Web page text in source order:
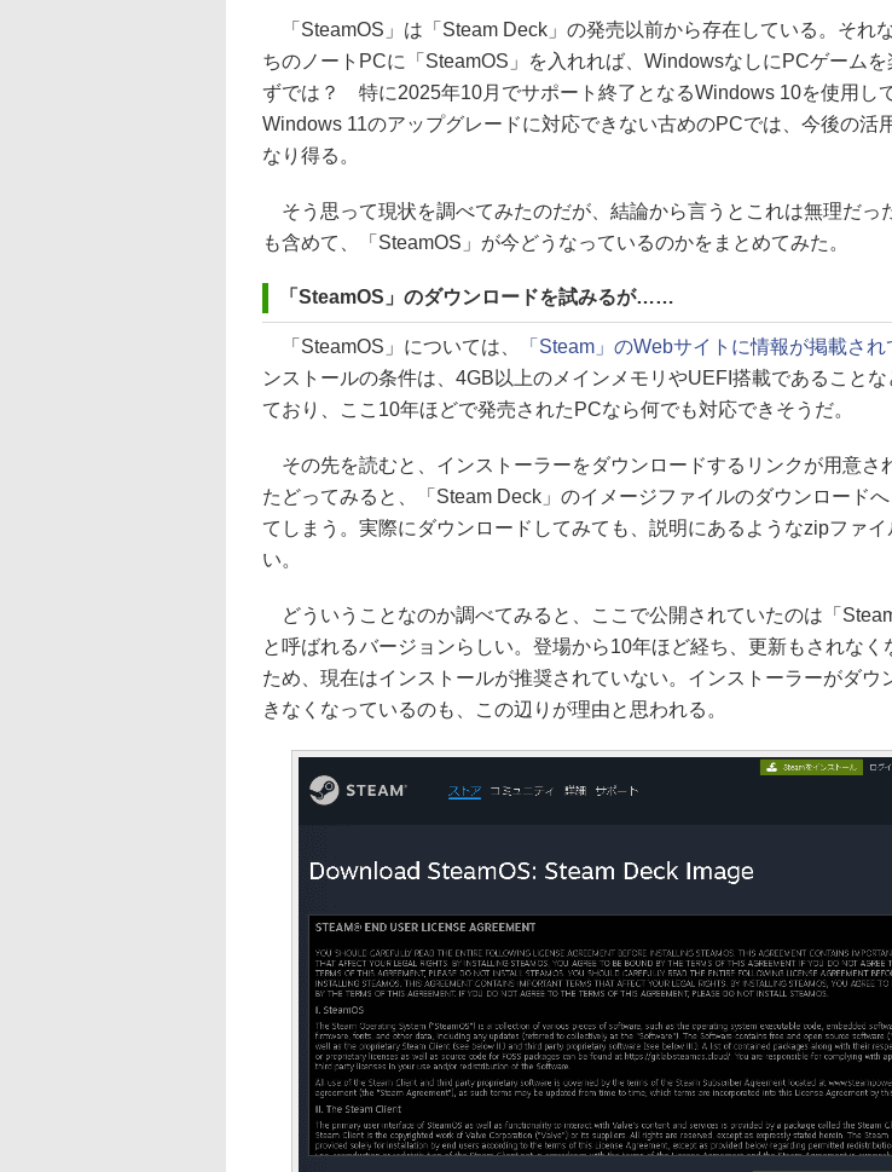
「SteamOS」は「Steam Deck」の発売以前から存在している。それ
ちのノートPCに「SteamOS」を入れれば、WindowsなしにPCゲームを
ずでは？ 特に2025年10月でサポート終了となるWindows 10を使用して
Windows 11のアップグレードに対応できない古めのPCでは、今後の活
なり得る。
そう思って現状を調べてみたのだが、結論から言うとこれは無理だっ
も含めて、「SteamOS」が今どうなっているのかをまとめてみた。
「SteamOS」のダウンロードを試みるが……
「SteamOS」については、 「Steam」のWebサイトに情報が掲載され
ンストールの条件は、4GB以上のメインメモリやUEFI搭載であること
ており、ここ10年ほどで発売されたPCなら何でも対応できそうだ。
その先を読むと、インストーラーをダウンロードするリンクが用意さ
たどってみると、「Steam Deck」のイメージファイルのダウンロード
てしまう。実際にダウンロードしてみても、説明にあるようなzipファイ
い。
どういうことなのか調べてみると、ここで公開されていたのは「
と呼ばれるバージョンらしい。登場から10年ほど経ち、更新もされなく
ため、現在はインストールが推奨されていない。インストーラーがダウ
きなくなっているのも、この辺りが理由と思われる。